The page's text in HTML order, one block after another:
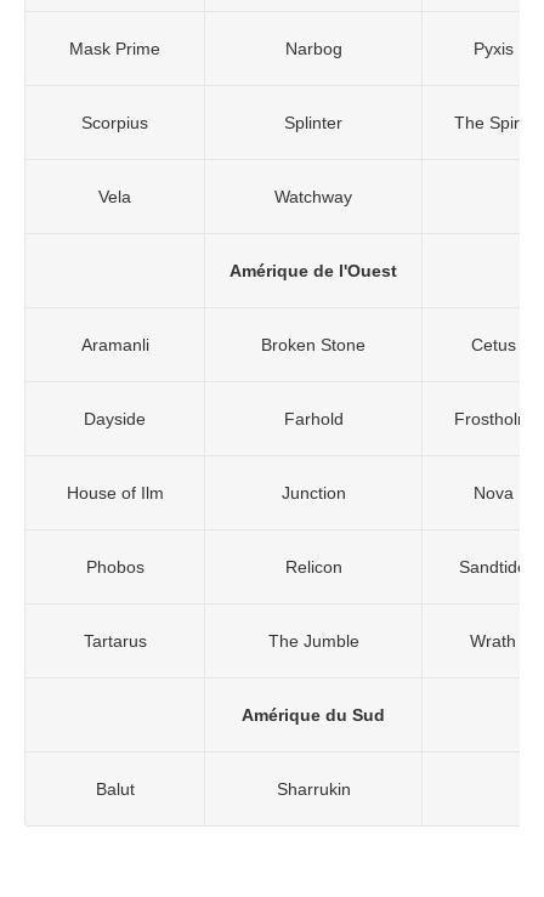
Mask Prime Narbog Pyxis
Scorpius Splinter The Spiral
Vela Watchway
Amérique de l'Ouest
Aramanli Broken Stone Cetus
Dayside Farhold Frostholm
House of Ilm Junction Nova
Phobos Relicon Sandtide
Tartarus The Jumble Wrath
Amérique du Sud
Balut Sharrukin